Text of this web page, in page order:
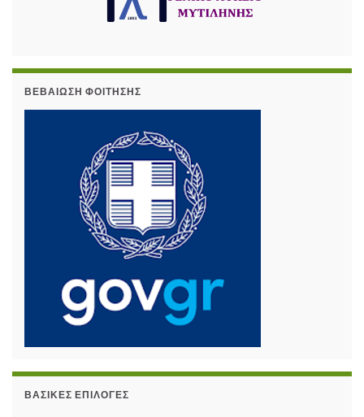
ΒΕΒΑΊΩΣΗ ΦΟΊΤΗΣΗΣ
ΒΑΣΙΚΈΣ ΕΠΙΛΟΓΈΣ